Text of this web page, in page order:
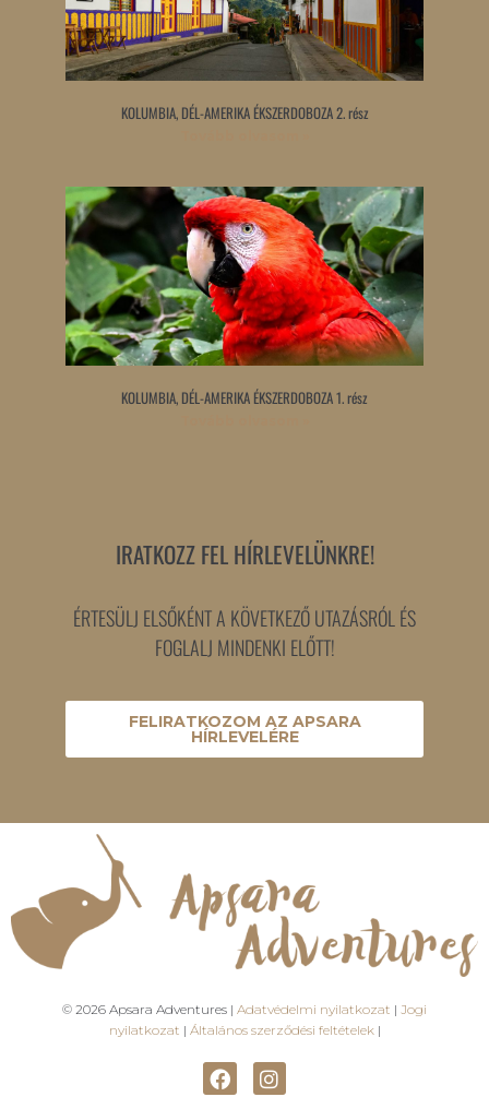
KOLUMBIA, DÉL-AMERIKA ÉKSZERDOBOZA 2. rész
KOLUMBIA, DÉL-AMERIKA ÉKSZERDOBOZA 1. rész
IRATKOZZ FEL HÍRLEVELÜNKRE!
ÉRTESÜLJ ELSŐKÉNT A KÖVETKEZŐ UTAZÁSRÓL ÉS
FOGLALJ MINDENKI ELŐTT!
FELIRATKOZOM AZ APSARA
HÍRLEVELÉRE
© 2026 Apsara Adventures | Adatvédelmi nyilatkozat | Jogi
nyilatkozat | Általános szerződési feltételek |